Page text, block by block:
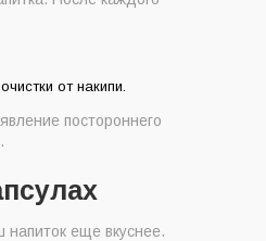
от накипи.
постороннего
напиток еще вкуснее.